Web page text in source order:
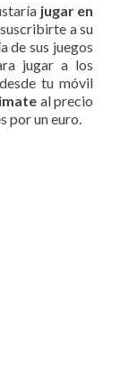
jugar en
a su
de sus juegos
jugar a los
tu móvil
al precio
por un euro.